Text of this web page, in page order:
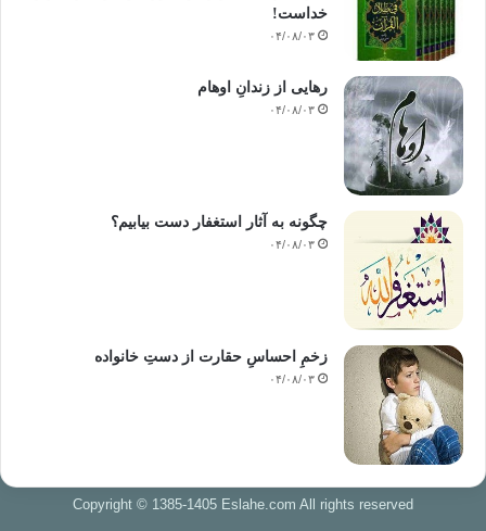
خداست‌!
۰۴/۰۸/۰۳
رهایی از زندانِ اوهام
۰۴/۰۸/۰۳
چگونه به آثار استغفار دست بیابیم؟
۰۴/۰۸/۰۳
زخمِ احساسِ حقارت از دستِ خانواده
۰۴/۰۸/۰۳
Copyright © 1385-1405 Eslahe.com All rights reserved